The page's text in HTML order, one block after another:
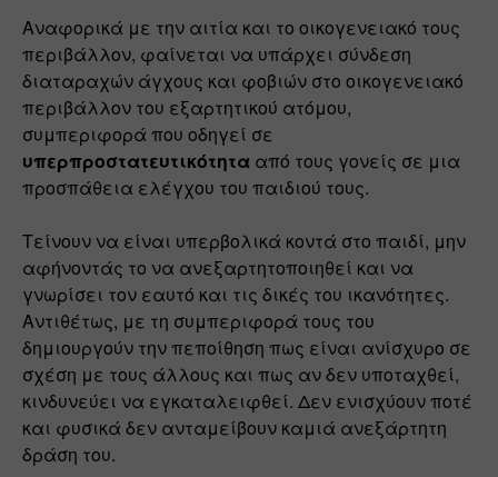
Αναφορικά με την αιτία και το οικογενειακό τους
περιβάλλον, φαίνεται να υπάρχει σύνδεση
διαταραχών άγχους και φοβιών στο οικογενειακό
περιβάλλον του εξαρτητικού ατόμου,
υπερπροστατευτικότητα από τους γονείς σε μια
προσπάθεια ελέγχου του παιδιού τους.
Τείνουν να είναι υπερβολικά κοντά στο παιδί, μην
αφήνοντάς το να ανεξαρτητοποιηθεί και να
γνωρίσει τον εαυτό και τις δικές του ικανότητες.
Αντιθέτως, με τη συμπεριφορά τους του
δημιουργούν την πεποίθηση πως είναι ανίσχυρο σε
σχέση με τους άλλους και πως αν δεν υποταχθεί,
κινδυνεύει να εγκαταλειφθεί. Δεν ενισχύουν ποτέ
και φυσικά δεν ανταμείβουν καμιά ανεξάρτητη
δράση του.